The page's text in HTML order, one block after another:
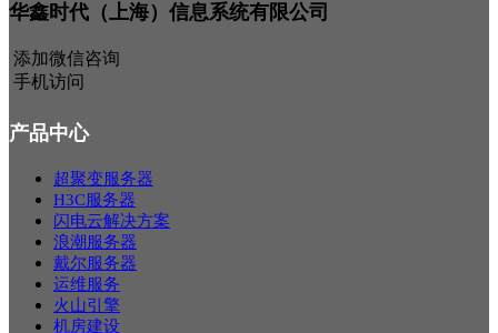
华鑫时代（上海）信息系统有限公司
添加微信咨询
手机访问
产品中心
超聚变服务器
H3C服务器
闪电云解决方案
浪潮服务器
戴尔服务器
运维服务
火山引擎
机房建设